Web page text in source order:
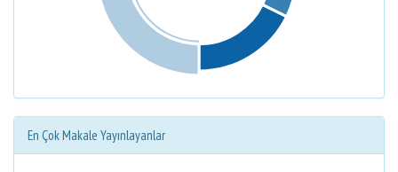
En Çok Makale Yayınlayanlar